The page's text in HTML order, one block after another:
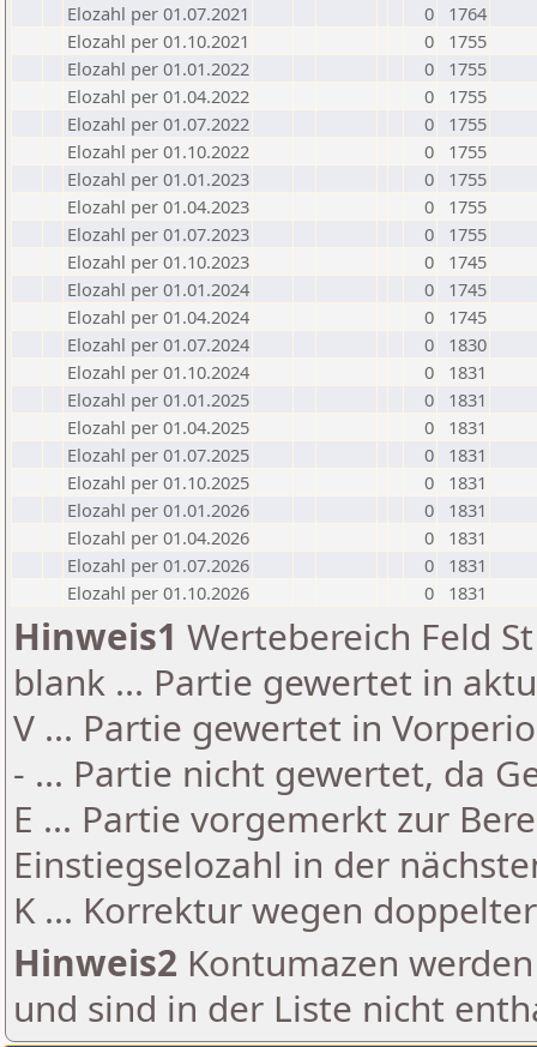
Elozahl per 01.07.2021
0
1764
Elozahl per 01.10.2021
0
1755
Elozahl per 01.01.2022
0
1755
Elozahl per 01.04.2022
0
1755
Elozahl per 01.07.2022
0
1755
Elozahl per 01.10.2022
0
1755
Elozahl per 01.01.2023
0
1755
Elozahl per 01.04.2023
0
1755
Elozahl per 01.07.2023
0
1755
Elozahl per 01.10.2023
0
1745
Elozahl per 01.01.2024
0
1745
Elozahl per 01.04.2024
0
1745
Elozahl per 01.07.2024
0
1830
Elozahl per 01.10.2024
0
1831
Elozahl per 01.01.2025
0
1831
Elozahl per 01.04.2025
0
1831
Elozahl per 01.07.2025
0
1831
Elozahl per 01.10.2025
0
1831
Elozahl per 01.01.2026
0
1831
Elozahl per 01.04.2026
0
1831
Elozahl per 01.07.2026
0
1831
Elozahl per 01.10.2026
0 1831
Hinweis1 Wertebereich Feld
blank ... Partie gewertet in
V ... Partie gewertet in
- ... Partie nicht gewertet, da
E ... Partie vorgemerkt zur
Einstiegselozahl in der
K ... Korrektur wegen
Hinweis2 Kontumazen
und sind in der Liste nicht